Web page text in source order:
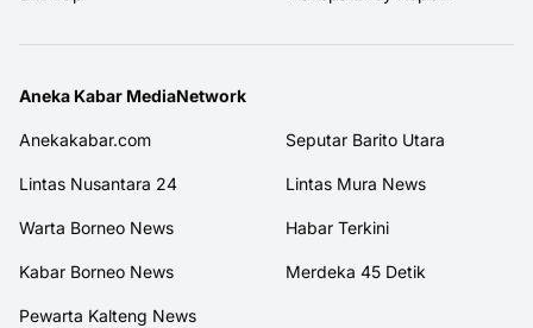
Aneka Kabar MediaNetwork
Anekakabar.com Seputar Barito Utara
Lintas Nusantara 24 Lintas Mura News
Warta Borneo News Habar Terkini
Kabar Borneo News Merdeka 45 Detik
Pewarta Kalteng News